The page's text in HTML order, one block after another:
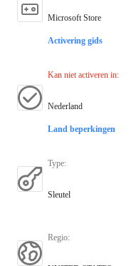
Microsoft Store
Activering gids
Kan niet activeren in:
Nederland
Land beperkingen
Type:
Sleutel
Regio: